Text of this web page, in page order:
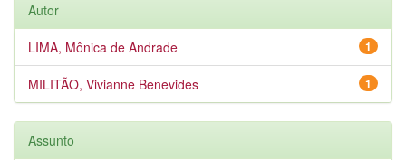
Autor
1
LIMA, Mônica de Andrade
1
MILITÃO, Vivianne Benevides
Assunto